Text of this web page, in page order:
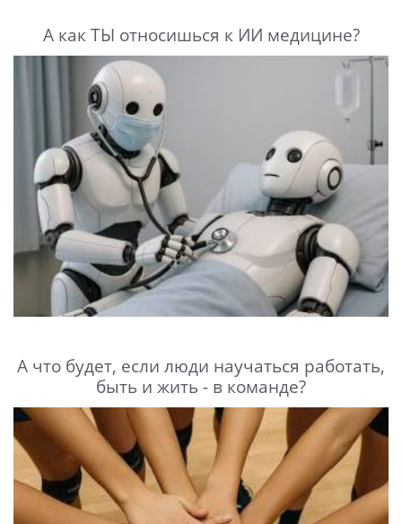
А как ТЫ относишься к ИИ медицине?
А что будет, если люди научаться работать,
быть и жить - в команде?